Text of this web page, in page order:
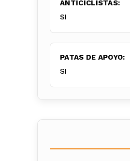
ANTICICLISTAS:
SI
PATAS DE APOYO:
SI